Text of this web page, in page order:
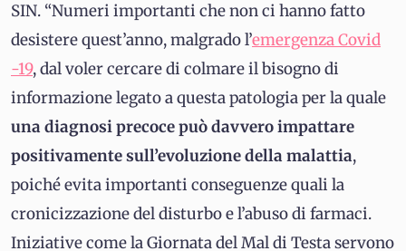
SIN. “Numeri importanti che non ci hanno fatto
desistere quest’anno, malgrado l’emergenza Covid
-19, dal voler cercare di colmare il bisogno di
informazione legato a questa patologia per la quale
una diagnosi precoce può davvero impattare
positivamente sull’evoluzione della malattia,
poiché evita importanti conseguenze quali la
cronicizzazione del disturbo e l’abuso di farmaci.
Iniziative come la Giornata del Mal di Testa servono